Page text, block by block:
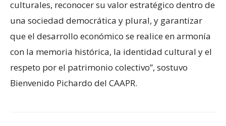
culturales, reconocer su valor estratégico dentro de
una sociedad democrática y plural, y garantizar
que el desarrollo económico se realice en armonía
con la memoria histórica, la identidad cultural y el
respeto por el patrimonio colectivo”, sostuvo
Bienvenido Pichardo del CAAPR.